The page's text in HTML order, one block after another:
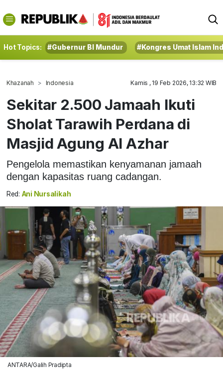
Hot Topics: #Gubernur BI Mundur #Kongres Umat Islam
Khazanah Indonesia Kamis , 19 Feb 2026, 13:32 WIB
Sekitar 2.500 Jamaah Ikuti
Sholat Tarawih Perdana di
Masjid Agung Al Azhar
Pengelola memastikan kenyamanan jamaah
dengan kapasitas ruang cadangan.
Red: Ani Nursalikah
ANTARA/Galih Pradipta